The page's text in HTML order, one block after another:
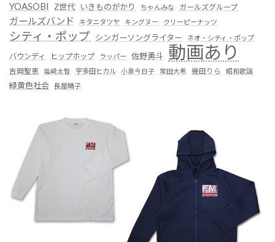
YOASOBI Z世代 いきものがかり ちゃんみな ガールズグループ
ガールズバンド キタニタツヤ キングヌー クリーピーナッツ
シティ・ポップ シンガーソングライター ネオ・シティ・ポップ
バウンディ ヒップホップ ラッパー 佐野勇斗 動画あり
吉岡聖恵 塩﨑太智 宇多田ヒカル 小泉今日子 常田大希 幾田りら 昭和歌謡
緑黄色社会 長屋晴子